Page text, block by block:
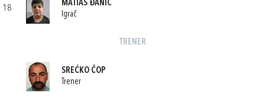
18
MATIAS ĐANIĆ
Igrač
TRENER
SREĆKO ČOP
Trener